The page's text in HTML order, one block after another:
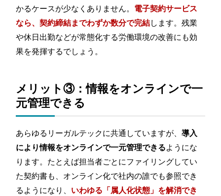
かるケースが少なくありません。 電子契約サービス
なら、契約締結までわずか数分で完結します。残業
や休日出勤などが常態化する労働環境の改善にも効
果を発揮するでしょう。
メリット③：情報をオンラインで一
元管理できる
あらゆるリーガルテックに共通していますが、導入
により情報をオンラインで一元管理できるようにな
ります。たとえば担当者ごとにファイリングしてい
た契約書も、オンライン化で社内の誰でも参照でき
るようになり、 いわゆる「属人化状態」を解消でき